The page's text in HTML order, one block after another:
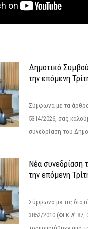
Δημοτικό
την επόμενη
Σύμφωνα με τα
5314/2026, σας
συνεδρίαση του
Νέα συνεδρίαση
την επόμενη
Σύμφωνα με τις
3852/2010 (ΦΕΚ Α’ 87,